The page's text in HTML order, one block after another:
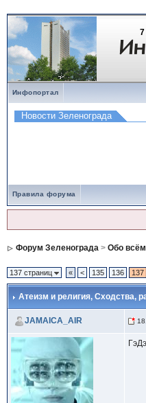
7
Инфопортал
Правила форума
Форум Зеленограда> Обо
137 страниц « < 135 136 137
Атеизм и религия, Сходства,
JAMAICA_AIR